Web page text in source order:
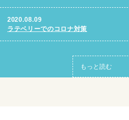
2020.08.09
ラテベリーでのコロナ対策
もっと読む